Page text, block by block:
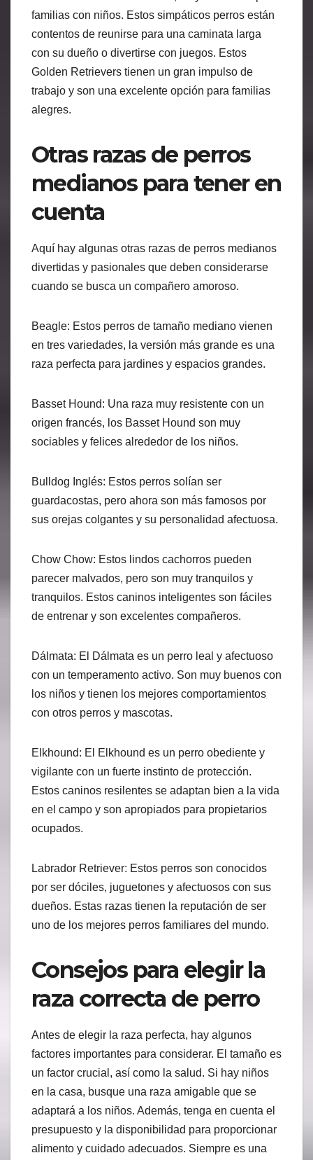
familias con niños. Estos simpáticos perros están
contentos de reunirse para una caminata larga
con su dueño o divertirse con juegos. Estos
Golden Retrievers tienen un gran impulso de
trabajo y son una excelente opción para familias
alegres.
Otras razas de perros
medianos para tener en
cuenta
Aquí hay algunas otras razas de perros medianos
divertidas y pasionales que deben considerarse
cuando se busca un compañero amoroso.
Beagle: Estos perros de tamaño mediano vienen
en tres variedades, la versión más grande es una
raza perfecta para jardines y espacios grandes.
Basset Hound: Una raza muy resistente con un
origen francés, los Basset Hound son muy
sociables y felices alrededor de los niños.
Bulldog Inglés: Estos perros solían ser
guardacostas, pero ahora son más famosos por
sus orejas colgantes y su personalidad afectuosa.
Chow Chow: Estos lindos cachorros pueden
parecer malvados, pero son muy tranquilos y
tranquilos. Estos caninos inteligentes son fáciles
de entrenar y son excelentes compañeros.
Dálmata: El Dálmata es un perro leal y afectuoso
con un temperamento activo. Son muy buenos con
los niños y tienen los mejores comportamientos
con otros perros y mascotas.
Elkhound: El Elkhound es un perro obediente y
vigilante con un fuerte instinto de protección.
Estos caninos resilentes se adaptan bien a la vida
en el campo y son apropiados para propietarios
ocupados.
Labrador Retriever: Estos perros son conocidos
por ser dóciles, juguetones y afectuosos con sus
dueños. Estas razas tienen la reputación de ser
uno de los mejores perros familiares del mundo.
Consejos para elegir la
raza correcta de perro
Antes de elegir la raza perfecta, hay algunos
factores importantes para considerar. El tamaño es
un factor crucial, así como la salud. Si hay niños
en la casa, busque una raza amigable que se
adaptará a los niños. Además, tenga en cuenta el
presupuesto y la disponibilidad para proporcionar
alimento y cuidado adecuados. Siempre es una